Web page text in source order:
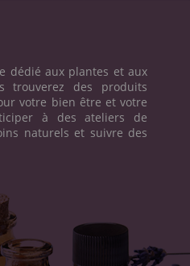
dédié aux plantes et aux
trouverez des produits
votre bien être et votre
à des ateliers de
naturels et suivre des